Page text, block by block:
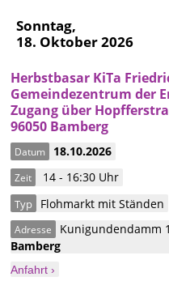
Sonntag,
18. Oktober 2026
Herbstbasar KiTa
Gemeindezentrum der
Zugang über
96050 Bamberg
Datum 18.10.2026
Zeit 14 - 16:30 Uhr
Typ Flohmarkt mit Ständen
Adresse Kunigundendamm
Bamberg
Anfahrt ›